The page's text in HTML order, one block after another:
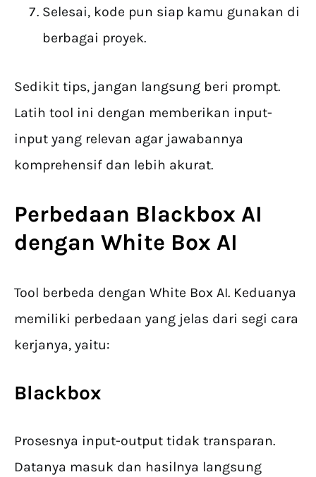
Selesai, kode pun siap kamu gunakan di
berbagai proyek.
Sedikit tips, jangan langsung beri prompt.
Latih tool ini dengan memberikan input-
input yang relevan agar jawabannya
komprehensif dan lebih akurat.
Perbedaan Blackbox AI
dengan White Box AI
Tool berbeda dengan White Box AI. Keduanya
memiliki perbedaan yang jelas dari segi cara
kerjanya, yaitu:
Blackbox
Prosesnya input-output tidak transparan.
Datanya masuk dan hasilnya langsung